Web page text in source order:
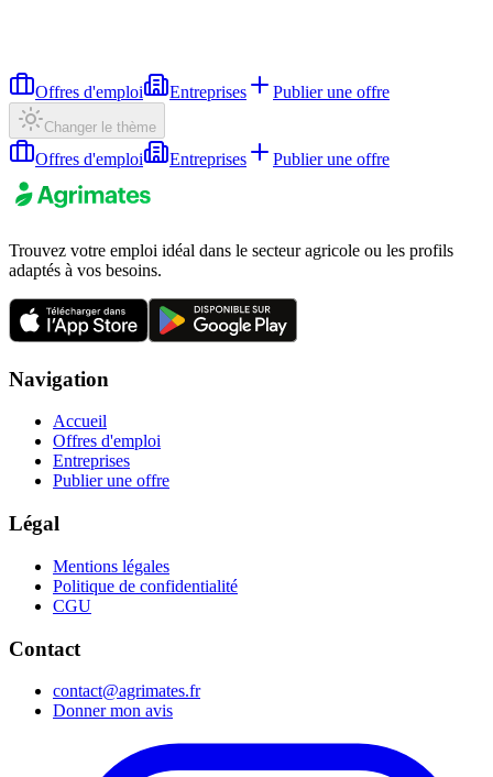
Offres d'emploi Entreprises Publier une offre
Changer le thème
Offres d'emploi Entreprises Publier une offre
Trouvez votre emploi idéal dans le secteur agricole ou les profils
adaptés à vos besoins.
Navigation
Accueil
Offres d'emploi
Entreprises
Publier une offre
Légal
Mentions légales
Politique de confidentialité
CGU
Contact
contact@agrimates.fr
Donner mon avis